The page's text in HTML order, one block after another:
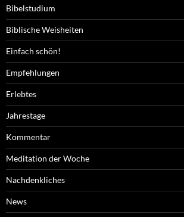
Bibelstudium
Biblische Weisheiten
Einfach schön!
Empfehlungen
Erlebtes
Jahrestage
Kommentar
Meditation der Woche
Nachdenkliches
News